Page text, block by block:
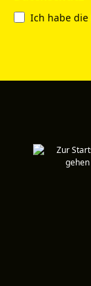
Ich habe die